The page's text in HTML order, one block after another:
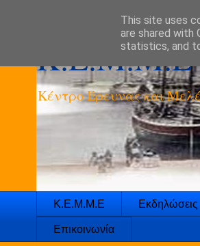
K.E.M.M.E
Κέντρο Έρευνας και
Κ.Ε.Μ.Μ.Ε Εκδηλώσεις
Επικοινωνία
This site uses
are shared with
statistics, and